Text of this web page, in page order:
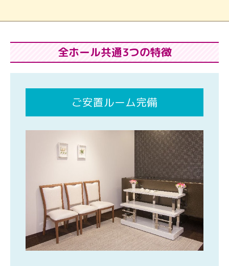
全ホール共通3つの特徴
ご安置ルーム完備